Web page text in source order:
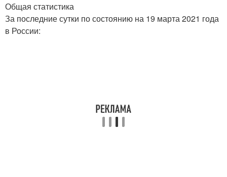
Общая статистика
За последние сутки по состоянию на 19 марта 2021 года
в России: